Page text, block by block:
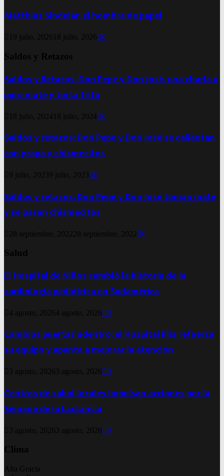
Matthias Sindelar, el hombre de papel
19 julio, 2026 18 julio, 2026 0
Saldos y Retazos
Saldos y Retazos: Don Pepe y Don José, una charla a
puro mate y torta frita
18 julio, 2024 18 julio, 2024 0
Saldos y retazos: Don Pepe y Don José se calientan
con grapa y chismecitos
9 julio, 20239 julio, 2023 0
Saldos y retazos: Don Pepe y Don José toman mate
y se pasan chismecitos
28 septiembre, 2022 28 septiembre, 2022 0
Salud
El Hospital de Niños cambió la historia de la
cardiología pediátrica en Sudamérica
4 agosto, 20264 agosto, 2026 0
Cambios puertas adentro: el Hospital Illia refuerza
su equipo y apunta a mejorar la atención
3 agosto, 2026 3 agosto, 2026 0
Centros de salud locales impulsan acciones por la
Semana de la Lactancia
3 agosto, 2026 3 agosto, 2026 0
Clima
Alta Gracia